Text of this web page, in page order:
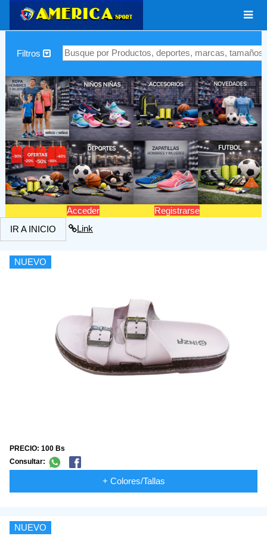
Filtros
Acceder
Registrarse
IR A INICIO
Link
NUEVO
PRECIO: 100 Bs
Consultar:
+ Colores/Tallas
NUEVO